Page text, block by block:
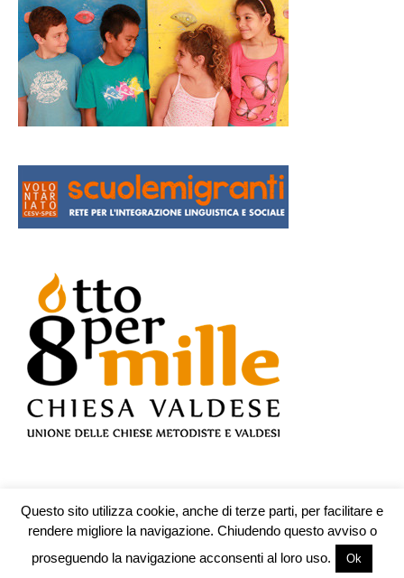
© Testata n.609 registrata presso il Tribunale di Teramo il 19.10.2009 -
Sede legale:Associazione Piuculture Onlus corso Trieste 109 - 00198
Questo sito utilizza cookie, anche di terze parti, per facilitare e
rendere migliore la navigazione. Chiudendo questo avviso o
proseguendo la navigazione acconsenti al loro uso.
Ok